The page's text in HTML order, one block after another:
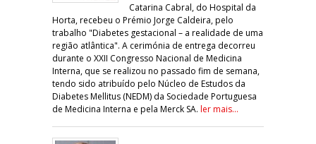
Catarina Cabral, do Hospital da
Horta, recebeu o Prémio Jorge Caldeira, pelo
trabalho "Diabetes gestacional – a realidade de uma
região atlântica". A cerimónia de entrega decorreu
durante o XXII Congresso Nacional de Medicina
Interna, que se realizou no passado fim de semana,
tendo sido atribuído pelo Núcleo de Estudos da
Diabetes Mellitus (NEDM) da Sociedade Portuguesa
de Medicina Interna e pela Merck SA. ler mais...